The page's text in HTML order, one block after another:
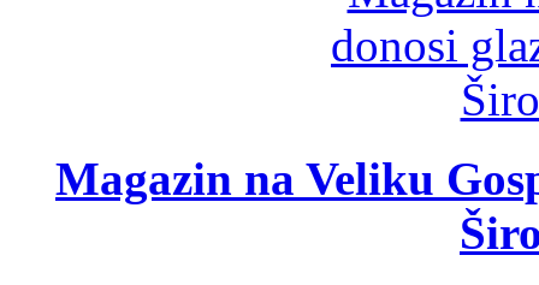
Magazin na Veliku